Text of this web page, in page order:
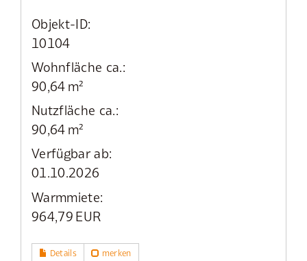
Objekt-ID:
10104
Wohnfläche ca.:
90,64 m²
Nutzfläche ca.:
90,64 m²
Verfügbar ab:
01.10.2026
Warmmiete:
964,79 EUR
Details merken